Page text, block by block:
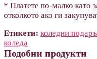
* Платете по-малко като
отколкото ако ги
Етикети: коледни
коледа
Подобни продукти